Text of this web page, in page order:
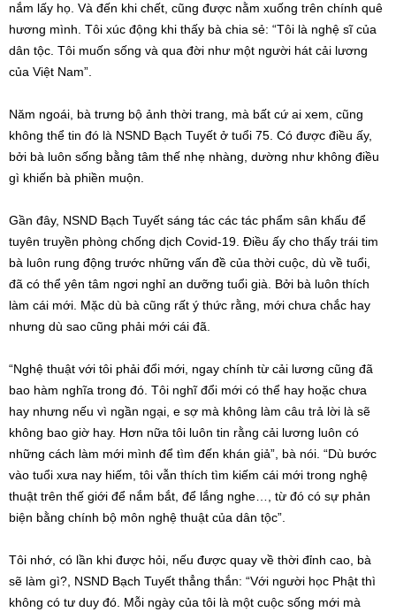
nắm lấy họ. Và đến khi chết, cũng được nằm xuống trên chính quê
hương mình. Tôi xúc động khi thấy bà chia sẻ: “Tôi là nghệ sĩ của
dân tộc. Tôi muốn sống và qua đời như một người hát cải lương
của Việt Nam”.
Năm ngoái, bà trưng bộ ảnh thời trang, mà bất cứ ai xem, cũng
không thể tin đó là NSND Bạch Tuyết ở tuổi 75. Có được điều ấy,
bởi bà luôn sống bằng tâm thế nhẹ nhàng, dường như không điều
gì khiến bà phiền muộn.
Gần đây, NSND Bạch Tuyết sáng tác các tác phẩm sân khấu để
tuyên truyền phòng chống dịch Covid-19. Điều ấy cho thấy trái tim
bà luôn rung động trước những vấn đề của thời cuộc, dù về tuổi,
đã có thể yên tâm ngơi nghỉ an dưỡng tuổi già. Bởi bà luôn thích
làm cái mới. Mặc dù bà cũng rất ý thức rằng, mới chưa chắc hay
nhưng dù sao cũng phải mới cái đã.
“Nghệ thuật với tôi phải đổi mới, ngay chính từ cải lương cũng đã
bao hàm nghĩa trong đó. Tôi nghĩ đổi mới có thể hay hoặc chưa
hay nhưng nếu vì ngần ngại, e sợ mà không làm câu trả lời là sẽ
không bao giờ hay. Hơn nữa tôi luôn tin rằng cải lương luôn có
những cách làm mới mình để tìm đến khán giả”, bà nói. “Dù bước
vào tuổi xưa nay hiếm, tôi vẫn thích tìm kiếm cái mới trong nghệ
thuật trên thế giới để nắm bắt, để lắng nghe…, từ đó có sự phản
biện bằng chính bộ môn nghệ thuật của dân tộc”.
Tôi nhớ, có lần khi được hỏi, nếu được quay về thời đỉnh cao, bà
sẽ làm gì?, NSND Bạch Tuyết thẳng thắn: “Với người học Phật thì
không có tư duy đó. Mỗi ngày của tôi là một cuộc sống mới mà